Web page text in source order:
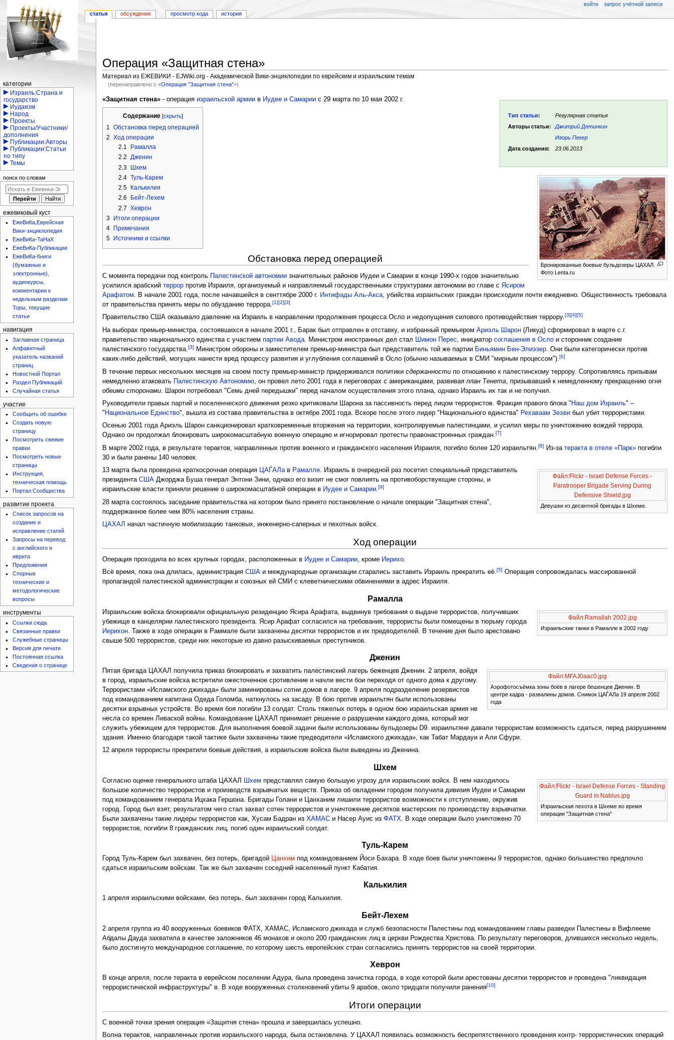
Операция «Защитная стена»
Материал из ЕЖЕВИКИ - EJWiki.org - Академической Вики-энциклопедии по еврейским и израильским темам
(перенаправлено с «Операция "Защитная стена"»)
Перейти
к
навигации
Перейти
к
Тип статьи:
Регулярная статья
Авторы статьи:
Дмитрий Детинкин
Игорь Пекер
Дата создания:
23.06.2013
Бронированные боевые бульдозеры ЦАХАЛ.
Фото Lenta.ru
«Защитная стена» - операцияизраильской армии в Иудее и Самарии с 29 марта по 10 мая 2002 г.
Содержание
1 Обстановка перед операцией
2 Ход операции
2.1
Рамалла
2.2 Дженин
2.3 Шхем
2.4 Туль-Карем
2.5
Калькилия
2.6
Бейт-Лехем
2.7 Хеврон
3 Итоги операции
4
Примечания
5
Источники и ссылки
Обстановка перед операцией
С момента передачи под контроль Палестинской автономии значительных районов Иудеи и Самарии в конце 1990-х годов значительно
усилился арабскийтеррор против Израиля, организуемый и направляемый государственными структурами автономии во главе с Ясиром
Арафатом . В начале 2001 года, после начавшейся в сенттябре 2000 г. Интифады Аль-Акса , убийства израильских граждан происходили почти ежедневно. Общественность требовала
от правительства принять меры по обузданию террора.[1][2][3]
Правительство США оказывало давление на Израиль в направлении продолжения процесса Осло и недопущения силового противодействия террору.[3][4][5]
На выборах премьер-министра, состоявшихся в начале 2001 г., Барак был отправлен в отставку, и избранный премьеромАриэль Шарон (Ликуд) сформировал в марте с.г.
правительство национального единства с участиемпартии Авода . Министром иностранных дел стал Шимон Перес , инициаторсоглашения в Осло и сторонник создание
палестинского государства.[3] Министром обороны и заместителем премьер-министра был представитель той же партии Биньямин Бен-Элиэзер. Они были категорически против
каких-либо действий, могущих нанести вред процессу развития и углубления соглашений в Осло (обычно называемых в СМИ "мирным процессом").[6]
В течение первых нескольких месяцев на своем посту премьер-министр придерживался политикисдержанности по отношению к палестинскому террору. Сопротивляясь призывам
немедленно атаковать Палестинскую Автономию , он провел лето 2001 года в переговорах с американцами, развиваяплан Тенета , призывавший к немедленному прекращению огня
обеими сторонами . Шарон потребовал "Семь дней передышки" перед началом осуществления этого плана, однако Израиль их так и не получил.
Руководители правых партий и поселенческого движения резко критиковали Шарона за пассивность перед лицом террористов. Фракция правого блока " Наш дом Израиль" –
" Национальное Единство", вышла из состава правительства в октябре 2001 года. Вскоре после этого лидер "Национального единства" Рехаваам Зеэви был убит террористами.
Осенью 2001 года Ариэль Шарон санкционировал кратковременные вторжения на территории, контролируемые палестинцами, и усилил меры по уничтожению вождей террора.
Однако он продолжал блокировать широкомасштабную военную операцию и игнорировал протесты правонастроенных граждан.[7]
В марте 2002 года, в результате терактов, направленных против военного и гражданского населения Израиля, погибло более 120 израильтян.[8] Из-затеракта в отеле «Парк» погибли
30 и были ранены 140 человек.
Файл:Flickr - Israel Defense Forces -
Paratrooper Brigade Serving During
Defensive Shield.jpg
Девушки из десантной бригады в Шхеме.
13 марта была проведена краткосрочная операция ЦАЃАЛав Рамалле. Израиль в очередной раз посетил специальный представитель
президентаСША Джорджа Буша генерал Энтони Зини, однако его визит не смог повлиять на противоборствующие стороны, и
израильские власти приняли решение о широкомасштабной операции в Иудее и Самарии.[9]
28 марта состоялось заседание правительства на котором было принято постановление о начале операции "Защитная стена",
поддержанное более чем 80% населения страны.
ЦАХАЛ
начал частичную мобилизацию танковых, инженерно-саперных и пехотных войск.
Ход операции
Операция проходила во всех крупных городах, расположенных в Иудее и Самарии, кроме Иерихо.
Всё время, пока она длилась, администрацияСША и международные организации старались заставить Израиль прекратить её.[5] Операция сопровождалась массированной
пропагандой палестинской администрации и союзных ей СМИ с клеветническими обвинениями в адрес Израиля.
Рамалла
Файл:Ramallah 2002.jpg
Израильские танки в Рамалле в 2002 году
Израильские войска блокировали официальную резиденцию Ясира Арафата, выдвинув требования о выдаче террористов, получивших
убежище в канцелярии палестинского президента. Ясир Арафат согласился на требования, террористы были помещены в тюрьму города
Иерихон . Также в ходе операции в Раммале были захвачены десятки террористов и их предводителей. В течение дня было арестовано
свыше 500 террористов, среди них некоторые из давно разыскиваемых преступников.
Дженин
Файл:MFAJ0aac0.jpg
Аэрофотосъёмка зоны боёв в лагере бешенцев Дженин. В
центре кадра - развалины домов. Снимок ЦАЃАЛа 19 апреля 2002
года
Пятая бригада ЦАХАЛ получила приказ блокировать и захватить палестинский лагерь беженцев Дженин. 2 апреля, войдя
в город, израильские войска встретили ожесточенное сротивление и начли вести бои переходя от одного дома к другому.
Террористами «Исламского джихада» были заминированы сотни домов в лагере. 9 апреля подразделение резервистов
под командованием капитана Одеда Голомба, наткнулось на засаду. В бою против израильтян были использованы
десятки взрывных устройств. Во время боя погибли 13 солдат. Столь тяжелых потерь в одном бою израильская армия не
несла со времен Ливаской войны. Командование ЦАХАЛ принимает решение о разрушении каждого дома, который мог
служить убежищем для террористов. Для выполнения боевой задачи были использованы бульдозеры D9. израильтяне давали террористам возможность сдаться, перед разрушением
здания. Именно благодаря такой тактике были захвачены такие предводители «Исламского джихада», как Табат Мардауи и Али Сфури.
12 апреля террористы прекратили боевые действия, а израильские войска были выведены из Дженина.
Шхем
Файл:Flickr - Israel Defense Forces - Standing
Guard in Nablus.jpg
Израильская пехота в Шхеме во время
операции "Защитная стена"
Согласно оценке генерального штаба ЦАХАЛ Шхем представлял самую большую угрозу для израильских войск. В нем находилось
большое количество террористов и производств взрывчатых веществ. Приказ об овладении городом получила дивизия Иудеи и Самарии
под командованием генерала Ицхака Гершона. Бригады Голани и Цанханим лишили террористов возможности к отступлению, окружив
город. Город был взят, результатом чего стал захват сотен террористов и уничтожение десятков мастерских по производству взрывчатки.
Были захвачены такие лидеры террористов как, Хусам Бадран изХАМАС и Насер Ауис изФАТХ . В ходе операции было уничтожено 70
террористов, погибли 8 гражданских лиц, погиб один израильский солдат.
Туль-Карем
Город Туль-Карем был захвачен, без потерь, бригадой Цанхим под командованием Йоси Бахара. В ходе боев были уничтожены 9 террористов, однако большинство предпочло
сдаться израильским войскам. Так же был захвачен соседний населенный пункт Кабатия.
Калькилия
1 апреля израильскими войсками, без потерь, был захвачен город Калькилия.
Бейт-Лехем
2 апреля группа из 40 вооруженных боевиков ФАТХ, ХАМАС, Исламского джихада и служб безопасности Палестины под командованием главы разведки Палестины в Вифлееме
Абдалы Дауда захватила в качестве заложников 46 монахов и около 200 гражданских лиц в церкви Рождества Христова. По результату переговоров, длившихся несколько недель,
было достигнуто международное соглашение, по которому шесть европейских стран согласились принять террористов на своей территории.
Хеврон
В конце апреля, после теракта в еврейском поселении Адура, была проведена зачистка города, в ходе которой были арестованы десятки террористов и проведена "ликвидация
террористической инфраструктуры" в. В ходе вооруженных столкновений убиты 9 арабов, около тридцати получили ранения[10]
Итоги операции
С военной точки зрения операция «Защитня стена» прошла и завершилась успешно.
Волна терактов, направленных против израильского народа, была остановлена. У ЦАХАЛ появилась возможность беспрепятственного проведения контр- террористических операций
Навигация
статья обсуждение просмотр кода история
войти запрос учётной записи
категории
Израиль:Страна и
государство
Иудаизм
Народ
Проекты
Проекты/Участники/
дополнения
Публикации:Авторы
Публикации:Статьи
по типу
Темы
поиск по словам
ежевиковый куст
ЕжеВиКа,Еврейская
Вики-энциклопедия
ЕжеВиКа-ТаНаХ
ЕжеВиКа-Публикации
ЕжеВиКа-Книги
(бумажные и
электронные),
аудиокурсы,
комментарии к
недельным разделам
Торы, текущие
статьи
навигация
Заглавная страница
Алфавитный
указатель названий
страниц
Новостной Портал
Раздел Публикаций
Случайная статья
участие
Сообщить об ошибке
Создать новую
страницу
Посмотреть свежие
правки
Посмотреть новые
страницы
Инструкция,
техническая помощь
Портал Сообщества
развитие проекта
Список запросов на
создание и
исправление статей
Запросы на перевод
с английского и
иврита
Предложения
Спорные
технические и
методологические
вопросы
инструменты
Ссылки сюда
Связанные правки
Служебные страницы
Версия для печати
Постоянная ссылка
Сведения о странице